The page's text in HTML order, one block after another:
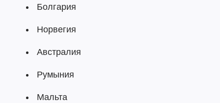
Болгария
Норвегия
Австралия
Румыния
Мальта